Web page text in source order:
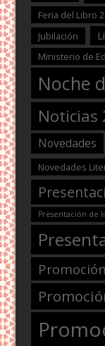
Feria del Libro
Jubilación
Ministerio de
Noche
Noticias
Novedades
Novedades
Presentación de